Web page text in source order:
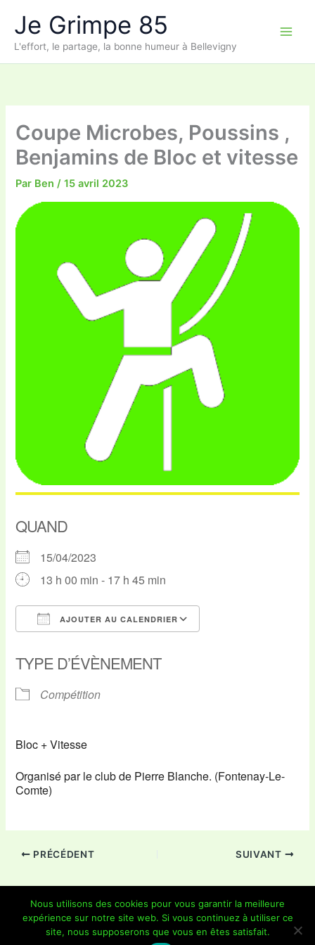
contenu
Je Grimpe 85
L'effort, le partage, la bonne humeur à Bellevigny
Coupe Microbes, Poussins ,
Benjamins de Bloc et vitesse
Par Ben/15 avril 2023
QUAND
15/04/2023
13 h 00 min - 17 h 45 min
AJOUTER AU CALENDRIER
TYPE D’ÉVÈNEMENT
Compétition
Bloc + Vitesse
Organisé par le club de Pierre Blanche. (Fontenay-Le-
Comte)
PRÉCÉDENT SUIVANT
Copyright © 2026 Je Grimpe 85 | Propulsé parThème WordPress
Nous utilisons des cookies pour vous garantir la meilleure
expérience sur notre site web. Si vous continuez à utiliser ce
site, nous supposerons que vous en êtes satisfait.